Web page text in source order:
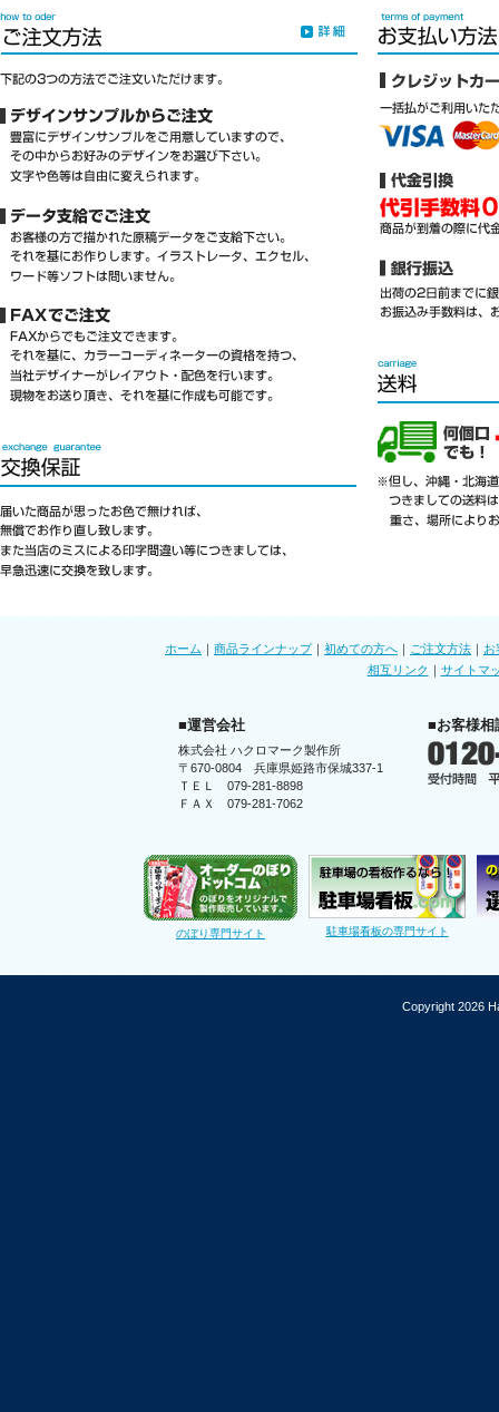
ホーム ｜ 商品ラインナップ｜ 初めての方へ ｜ ご注文方法 ｜ お
相互リンク ｜ サイトマ
■運営会社
株式会社 ハクロマーク製作所
〒670-0804 兵庫県姫路市保城337-1
ＴＥＬ 079-281-8898
ＦＡＸ 079-281-7062
■お客様相
のぼり専門サイト 駐車場看板の専門サイト
Copyright 2026